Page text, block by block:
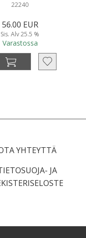
22240
56.00 EUR
Sis. Alv 25.5 %
Varastossa
YHTEYTTÄ
JA